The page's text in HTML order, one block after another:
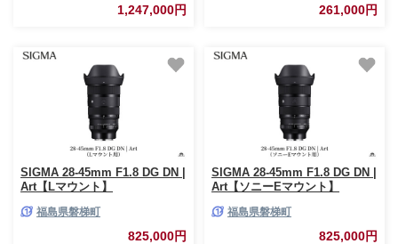
1,247,000円 261,000円
SIGMA 28-45mm F1.8 DG DN |
Art【Lマウント】
福島県磐梯町
825,000円
SIGMA 28-45mm F1.8 DG DN |
Art【ソニーEマウント】
福島県磐梯町
825,000円